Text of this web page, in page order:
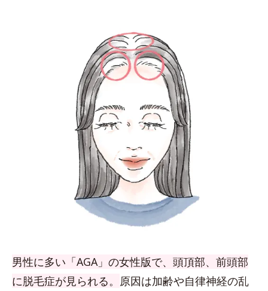
男性に多い「AGA」の女性版で、頭頂部、前頭部
に脱毛症が見られる。 原因は加齢や自律神経の乱